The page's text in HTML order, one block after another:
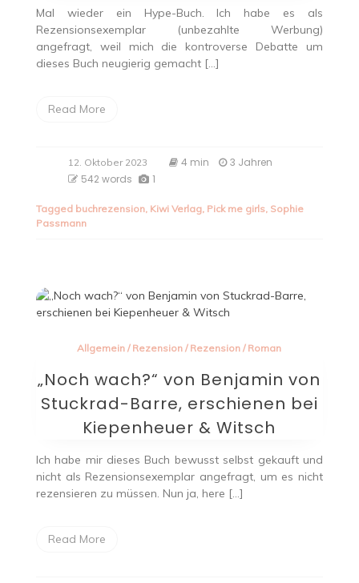
Mal wieder ein Hype-Buch. Ich habe es als
Rezensionsexemplar (unbezahlte Werbung)
angefragt, weil mich die kontroverse Debatte um
dieses Buch neugierig gemacht […]
Read More
12. Oktober 2023 4 min
3 Jahren
542 words
1
Tagged buchrezension, Kiwi Verlag, Pick me girls, Sophie
Passmann
Allgemein / Rezension / Rezension / Roman
„Noch wach?“ von Benjamin von
Stuckrad-Barre, erschienen bei
Kiepenheuer & Witsch
Ich habe mir dieses Buch bewusst selbst gekauft und
nicht als Rezensionsexemplar angefragt, um es nicht
rezensieren zu müssen. Nun ja, here […]
Read More